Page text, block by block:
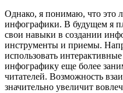
Однако, я понимаю, что это
инфографики. В будущем я
свои навыки в создании
инструменты и приемы.
использовать
инфографику еще более
читателей. Возможность
значительно увеличит